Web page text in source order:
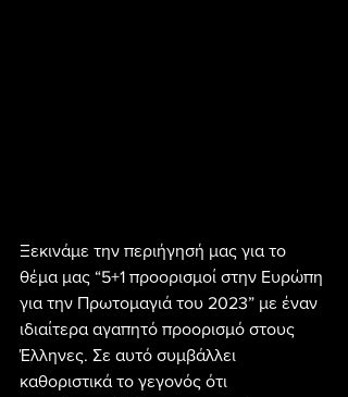
Ξεκινάμε την περιήγησή μας για το
θέμα μας “5+1 προορισμοί στην Ευρώπη
για την Πρωτομαγιά του 2023” με έναν
ιδιαίτερα αγαπητό προορισμό στους
Έλληνες. Σε αυτό συμβάλλει
καθοριστικά το γεγονός ότι